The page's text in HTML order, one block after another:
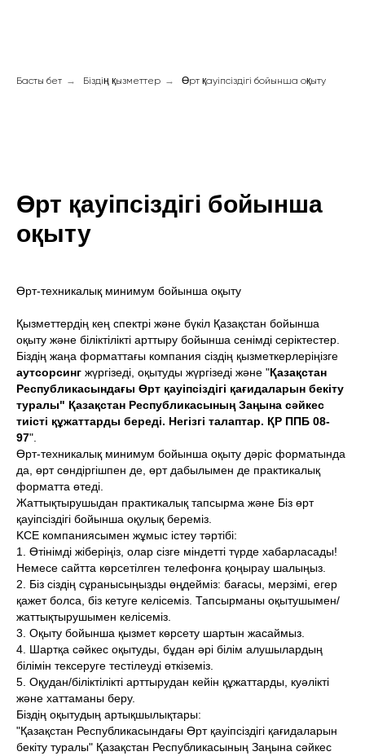
Басты бет → Біздің қызметтер → Өрт қауіпсіздігі бойынша оқыту
Өрт қауіпсіздігі бойынша
оқыту
Өрт-техникалық минимум бойынша оқыту
Қызметтердің кең спектрі және бүкіл Қазақстан бойынша
оқыту және біліктілікті арттыру бойынша сенімді серіктестер.
Біздің жаңа форматтағы компания сіздің қызметкерлеріңізге
аутсорсинг жүргізеді, оқытуды жүргізеді және "Қазақстан
Республикасындағы Өрт қауіпсіздігі қағидаларын бекіту
туралы" Қазақстан Республикасының Заңына сәйкес
тиісті құжаттарды береді. Негізгі талаптар. ҚР ППБ 08-
97".
Өрт-техникалық минимум бойынша оқыту дәріс форматында
да, өрт сөндіргішпен де, өрт дабылымен де практикалық
форматта өтеді.
Жаттықтырушыдан практикалық тапсырма және Біз өрт
қауіпсіздігі бойынша оқулық береміз.
KCE компаниясымен жұмыс істеу тәртібі:
1. Өтінімді жіберіңіз, олар сізге міндетті түрде хабарласады!
Немесе сайтта көрсетілген телефонға қоңырау шалыңыз.
2. Біз сіздің сұранысыңызды өңдейміз: бағасы, мерзімі, егер
қажет болса, біз кетуге келісеміз. Тапсырманы оқытушымен/
жаттықтырушымен келісеміз.
3. Оқыту бойынша қызмет көрсету шартын жасаймыз.
4. Шартқа сәйкес оқытуды, бұдан әрі білім алушылардың
білімін тексеруге тестілеуді өткіземіз.
5. Оқудан/біліктілікті арттырудан кейін құжаттарды, куәлікті
және хаттаманы беру.
Біздің оқытудың артықшылықтары:
"Қазақстан Республикасындағы Өрт қауіпсіздігі қағидаларын
бекіту туралы" Қазақстан Республикасының Заңына сәйкес